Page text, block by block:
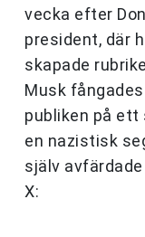
vecka efter
president, där
skapade
Musk
publiken på
en nazistisk
själv
X: